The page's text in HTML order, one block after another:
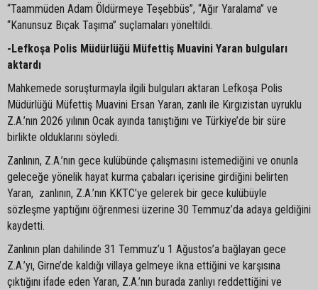
“Taammüden Adam Öldürmeye Teşebbüs”, “Ağır Yaralama” ve
“Kanunsuz Bıçak Taşıma” suçlamaları yöneltildi.
-Lefkoşa Polis Müdürlüğü Müfettiş Muavini Yaran bulguları
aktardı
Mahkemede soruşturmayla ilgili bulguları aktaran Lefkoşa Polis
Müdürlüğü Müfettiş Muavini Ersan Yaran, zanlı ile Kırgızistan uyruklu
Z.A.’nın 2026 yılının Ocak ayında tanıştığını ve Türkiye’de bir süre
birlikte olduklarını söyledi.
Zanlının, Z.A.’nın gece kulübünde çalışmasını istemediğini ve onunla
geleceğe yönelik hayat kurma çabaları içerisine girdiğini belirten
Yaran, zanlının, Z.A.’nın KKTC’ye gelerek bir gece kulübüyle
sözleşme yaptığını öğrenmesi üzerine 30 Temmuz’da adaya geldiğini
kaydetti.
Zanlının plan dahilinde 31 Temmuz’u 1 Ağustos’a bağlayan gece
Z.A.’yı, Girne’de kaldığı villaya gelmeye ikna ettiğini ve karşısına
çıktığını ifade eden Yaran, Z.A.’nın burada zanlıyı reddettiğini ve